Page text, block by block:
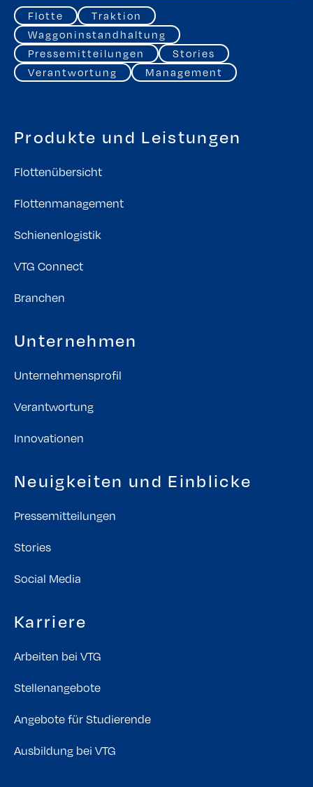
Flotte
Traktion
Waggoninstandhaltung
Pressemitteilungen
Stories
Verantwortung
Management
Produkte und Leistungen
Flottenübersicht
Flottenmanagement
Schienenlogistik
VTG Connect
Branchen
Unternehmen
Unternehmensprofil
Verantwortung
Innovationen
Neuigkeiten und Einblicke
Pressemitteilungen
Stories
Social Media
Karriere
Arbeiten bei VTG
Stellenangebote
Angebote für Studierende
Ausbildung bei VTG